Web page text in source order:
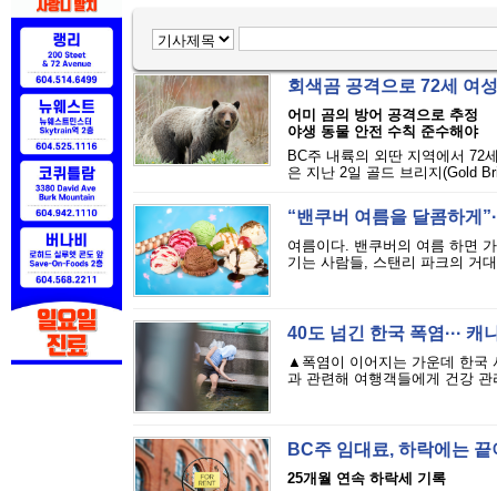
회색곰 공격으로 72세 여
어미 곰의 방어 공격으로 추정
야생 동물 안전 수칙 준수해야
BC주 내륙의 외딴 지역에서 72
은 지난 2일 골드 브리지(Gold
“밴쿠버 여름을 달콤하게
여름이다. 밴쿠버의 여름 하면
기는 사람들, 스탠리 파크의 거
40도 넘긴 한국 폭염···
▲폭염이 이어지는 가운데 한국
과 관련해 여행객들에게 건강
BC주 임대료, 하락에는
25개월 연속 하락세 기록